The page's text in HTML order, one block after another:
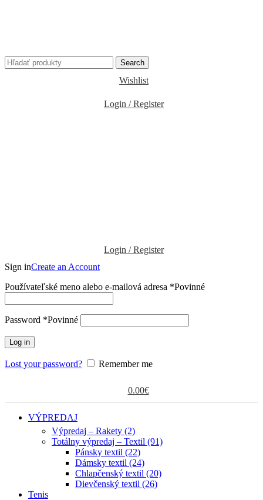
Search
Wishlist
Login / Register
Login / Register
Sign inCreate an Account
Používateľské meno alebo e-mailová adresa *Povinné
Password *Povinné
Log in
Lost your password? Remember me
0.00€
VÝPREDAJ
Výpredaj – Rakety (2)
Totálny výpredaj – Textil (91)
Pánsky textil (22)
Dámsky textil (24)
Chlapčenský textil (20)
Dievčenský textil (26)
Tenis